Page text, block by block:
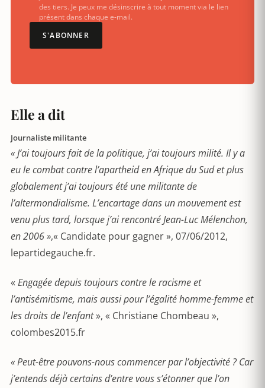
des tiers. Je peux me désinscrire à tout moment via le lien
présent dans chaque e-mail.
S'ABONNER
Elle a dit
Journaliste militante
« J’ai toujours fait de la politique, j’ai toujours milité. Il y a
eu le combat contre l’apartheid en Afrique du Sud et plus
globalement j’ai toujours été une militante de
l’altermondialisme. L’encartage dans un mouvement est
venu plus tard, lorsque j’ai rencontré Jean-Luc Mélenchon,
en 2006 »,« Candidate pour gagner », 07/06/2012,
lepartidegauche.fr.
« Engagée depuis toujours contre le racisme et
l’antisémitisme, mais aussi pour l’égalité homme-femme et
les droits de l’enfant», « Christiane Chombeau »,
colombes2015.fr
« Peut-être pouvons-nous commencer par l’objectivité ? Car
j’entends déjà certains d’entre vous s’étonner que l’on